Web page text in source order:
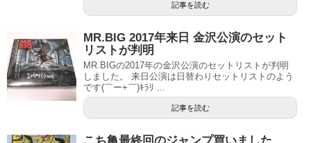
記事を読む
MR.BIG 2017年来日 金沢公演のセット
リストが判明
MR.BIGの2017年の金沢公演のセットリストが判明
しました。 来日公演は日替わりセットリストのよう
です(￣ー+￣)ｷﾗﾘ ...
記事を読む